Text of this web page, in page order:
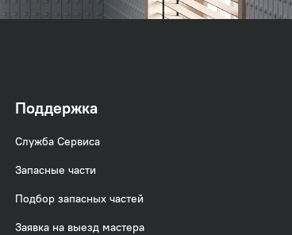
Поддержка
Служба Сервиса
Запасные части
Подбор запасных частей
Заявка на выезд мастера